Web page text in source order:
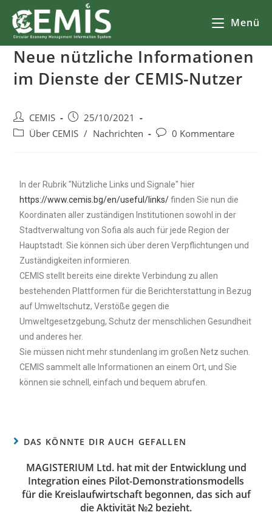
Menü
Neue nützliche Informationen
im Dienste der CEMIS-Nutzer
CEMIS
25/10/2021
Über CEMIS / Nachrichten 0 Kommentare
In der Rubrik "Nützliche Links und Signale" hier
https://www.cemis.bg/en/useful/links/finden Sie nun die
Koordinaten aller zuständigen Institutionen sowohl in der
Stadtverwaltung von Sofia als auch für jede Region der
Hauptstadt. Sie können sich über deren Verpflichtungen und
Zuständigkeiten informieren.
CEMIS stellt bereits eine direkte Verbindung zu allen
bestehenden Plattformen für die Berichterstattung in Bezug
auf Umweltschutz, Verstöße gegen die
Umweltgesetzgebung, Schutz der menschlichen Gesundheit
und anderes her.
Sie müssen nicht mehr stundenlang im großen Netz suchen.
CEMIS sammelt alle Informationen an einem Ort, und Sie
können sie schnell, einfach und bequem abrufen.
DAS KÖNNTE DIR AUCH GEFALLEN
MAGISTERIUM Ltd. hat mit der Entwicklung und
Integration eines Pilot-Demonstrationsmodells
für die Kreislaufwirtschaft begonnen, das sich auf
die Aktivität №2 bezieht.